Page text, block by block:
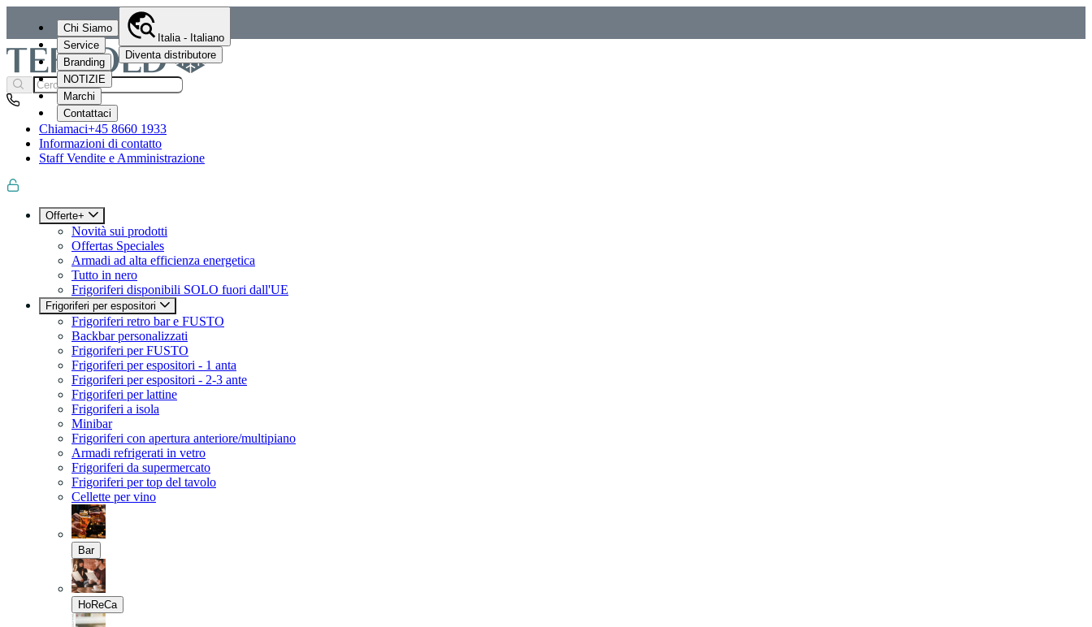
Chi Siamo
Service
Branding
NOTIZIE
Marchi
Contattaci
Italia - Italiano
Diventa distributore
Chiamaci+45 8660 1933
Informazioni di contatto
Staff Vendite e Amministrazione
Offerte+
Novità sui prodotti
Offertas Speciales
Armadi ad alta efficienza energetica
Tutto in nero
Frigoriferi disponibili SOLO fuori dall'UE
Frigoriferi per espositori
Frigoriferi retro bar e FUSTO
Backbar personalizzati
Frigoriferi per FUSTO
Frigoriferi per espositori - 1 anta
Frigoriferi per espositori - 2-3 ante
Frigoriferi per lattine
Frigoriferi a isola
Minibar
Frigoriferi con apertura anteriore/multipiano
Armadi refrigerati in vetro
Frigoriferi da supermercato
Frigoriferi per top del tavolo
Cellette per vino
Bar
HoReCa